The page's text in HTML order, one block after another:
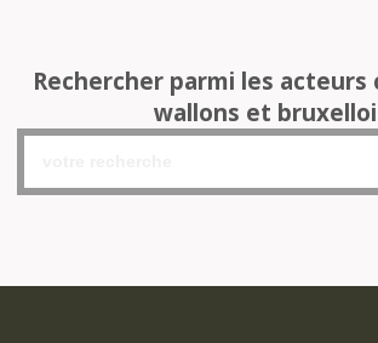
Rechercher parmi les
wallons et